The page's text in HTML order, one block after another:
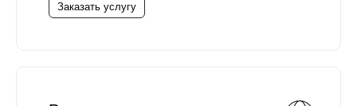
Заказать услугу